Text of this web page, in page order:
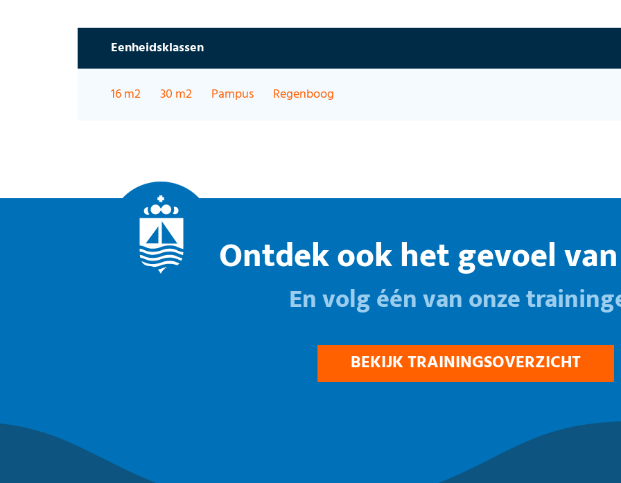
Eenheidsklassen
16 m2 30 m2 Pampus Regenboog
Ontdek ook het gevoel
En volg één van onze
BEKIJK TRAININGSOVERZICHT